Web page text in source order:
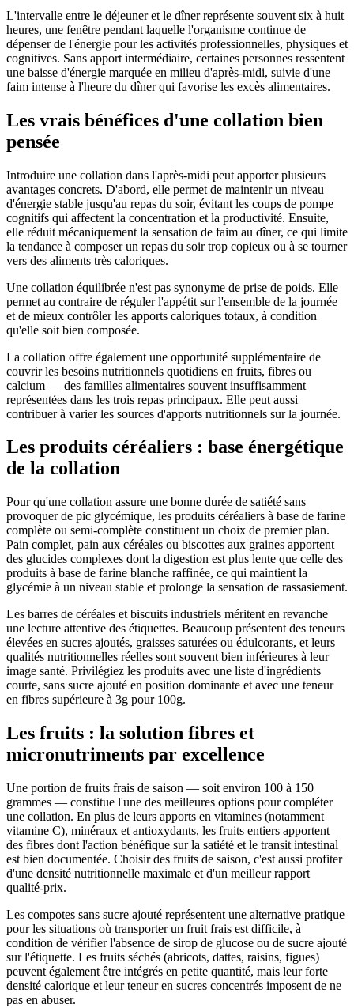
L'intervalle entre le déjeuner et le dîner représente souvent six à huit
heures, une fenêtre pendant laquelle l'organisme continue de
dépenser de l'énergie pour les activités professionnelles, physiques et
cognitives. Sans apport intermédiaire, certaines personnes ressentent
une baisse d'énergie marquée en milieu d'après-midi, suivie d'une
faim intense à l'heure du dîner qui favorise les excès alimentaires.
Les vrais bénéfices d'une collation bien
pensée
Introduire une collation dans l'après-midi peut apporter plusieurs
avantages concrets. D'abord, elle permet de maintenir un niveau
d'énergie stable jusqu'au repas du soir, évitant les coups de pompe
cognitifs qui affectent la concentration et la productivité. Ensuite,
elle réduit mécaniquement la sensation de faim au dîner, ce qui limite
la tendance à composer un repas du soir trop copieux ou à se tourner
vers des aliments très caloriques.
Une collation équilibrée n'est pas synonyme de prise de poids. Elle
permet au contraire de réguler l'appétit sur l'ensemble de la journée
et de mieux contrôler les apports caloriques totaux, à condition
qu'elle soit bien composée.
La collation offre également une opportunité supplémentaire de
couvrir les besoins nutritionnels quotidiens en fruits, fibres ou
calcium — des familles alimentaires souvent insuffisamment
représentées dans les trois repas principaux. Elle peut aussi
contribuer à varier les sources d'apports nutritionnels sur la journée.
Les produits céréaliers : base énergétique
de la collation
Pour qu'une collation assure une bonne durée de satiété sans
provoquer de pic glycémique, les produits céréaliers à base de farine
complète ou semi-complète constituent un choix de premier plan.
Pain complet, pain aux céréales ou biscottes aux graines apportent
des glucides complexes dont la digestion est plus lente que celle des
produits à base de farine blanche raffinée, ce qui maintient la
glycémie à un niveau stable et prolonge la sensation de rassasiement.
Les barres de céréales et biscuits industriels méritent en revanche
une lecture attentive des étiquettes. Beaucoup présentent des teneurs
élevées en sucres ajoutés, graisses saturées ou édulcorants, et leurs
qualités nutritionnelles réelles sont souvent bien inférieures à leur
image santé. Privilégiez les produits avec une liste d'ingrédients
courte, sans sucre ajouté en position dominante et avec une teneur
en fibres supérieure à 3g pour 100g.
Les fruits : la solution fibres et
micronutriments par excellence
Une portion de fruits frais de saison — soit environ 100 à 150
grammes — constitue l'une des meilleures options pour compléter
une collation. En plus de leurs apports en vitamines (notamment
vitamine C), minéraux et antioxydants, les fruits entiers apportent
des fibres dont l'action bénéfique sur la satiété et le transit intestinal
est bien documentée. Choisir des fruits de saison, c'est aussi profiter
d'une densité nutritionnelle maximale et d'un meilleur rapport
qualité-prix.
Les compotes sans sucre ajouté représentent une alternative pratique
pour les situations où transporter un fruit frais est difficile, à
condition de vérifier l'absence de sirop de glucose ou de sucre ajouté
sur l'étiquette. Les fruits séchés (abricots, dattes, raisins, figues)
peuvent également être intégrés en petite quantité, mais leur forte
densité calorique et leur teneur en sucres concentrés imposent de ne
pas en abuser.